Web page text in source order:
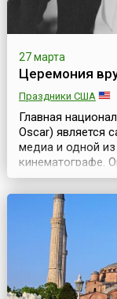
27 марта
Церемония
Праздники США
Главная
Oscar) является
медиа и одной
кинематографе.
академией
торжественной
проходит в
Dolby Theatre,
Анджелесе ...